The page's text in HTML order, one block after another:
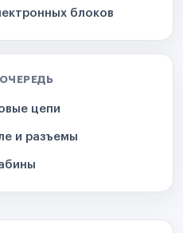
блоков
цепи
и разъемы